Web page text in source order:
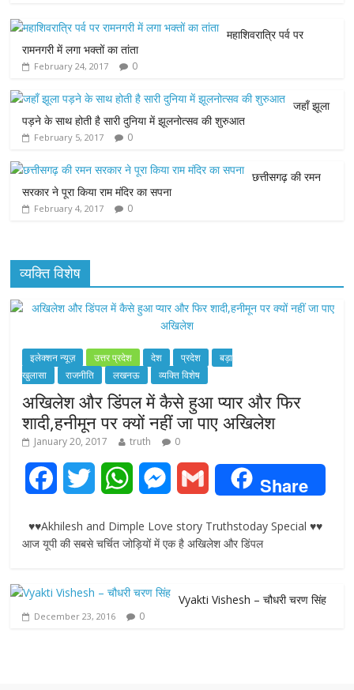
b
o
o
k
e
r
A
p
g
r
महाशिवरात्रि पर्व पर
रामनगरी में लगा भक्तों का तांता
February 24, 2017 0
जहाँ झूला
पड़ने के साथ होती है सारी दुनिया में झूलनोत्सव की शुरुआत
February 5, 2017 0
छत्तीसगढ़ की रमन
सरकार ने पूरा किया राम मंदिर का सपना
February 4, 2017 0
व्यक्ति विशेष
इलेक्शन न्यूज़ उत्तर प्रदेश देश प्रदेश
बड़ा
खुलासा
राजनीति लखनऊ व्यक्ति विशेष
अखिलेश और डिंपल में कैसे हुआ प्यार और फिर
शादी,हनीमून पर क्यों नहीं जा पाए अखिलेश
January 20, 2017 truth 0
c
i
W
a
M
s
a
Share
♥♥Akhilesh and Dimple Love story Truthstoday Special ♥♥
आज यूपी की सबसे चर्चित जोड़ियों में एक है अखिलेश और डिंपल
Vyakti Vishesh – चौधरी चरण सिंह
December 23, 2016 0